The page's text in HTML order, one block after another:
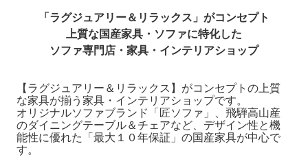
「ラグジュアリー＆リラックス」がコンセプト
上質な国産家具・ソファに特化した
ソファ専門店・家具・インテリアショップ
【ラグジュアリー＆リラックス】がコンセプトの上質
な家具が揃う家具・インテリアショップです。
オリジナルソファブランド「匠ソファ」、飛騨高山産
のダイニングテーブル＆チェアなど、デザイン性と機
能性に優れた「最大１０年保証」の国産家具が中心で
す。